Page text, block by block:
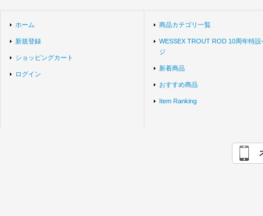
ホーム
新規登録
ショッピングカート
ログイン
商品カテゴリ一覧
WESSEX TROUT ROD 10周年特設
ジ
新着商品
おすすめ商品
Item Ranking